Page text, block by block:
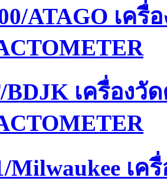
ATAGO เค
BDJK เครื่องวั
Milwaukee เ